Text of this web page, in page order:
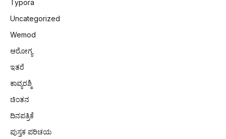
Typora
Uncategorized
Wemod
ಆರೋಗ್ಯ
ಇತರೆ
ಕಾವ್ಯರಶ್ಮಿ
ಚಿಂತನ
ದಿನಪತ್ರಿಕೆ
ಪುಸ್ತಕ ಪರಿಚಯ